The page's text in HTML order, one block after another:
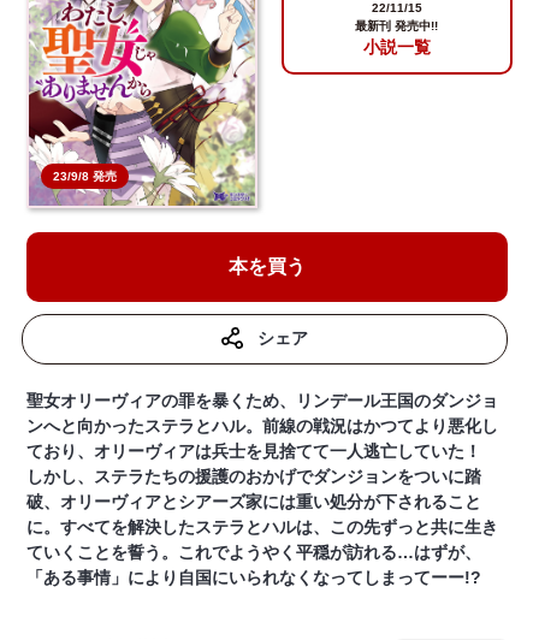
23/9/8 発売
22/11/15
最新刊 発売中!!
小説一覧
本を買う
シェア
聖女オリーヴィアの罪を暴くため、リンデール王国のダンジョ
ンへと向かったステラとハル。前線の戦況はかつてより悪化し
ており、オリーヴィアは兵士を見捨てて一人逃亡していた！
しかし、ステラたちの援護のおかげでダンジョンをついに踏
破、オリーヴィアとシアーズ家には重い処分が下されること
に。すべてを解決したステラとハルは、この先ずっと共に生き
ていくことを誓う。これでようやく平穏が訪れる…はずが、
「ある事情」により自国にいられなくなってしまってーー!?